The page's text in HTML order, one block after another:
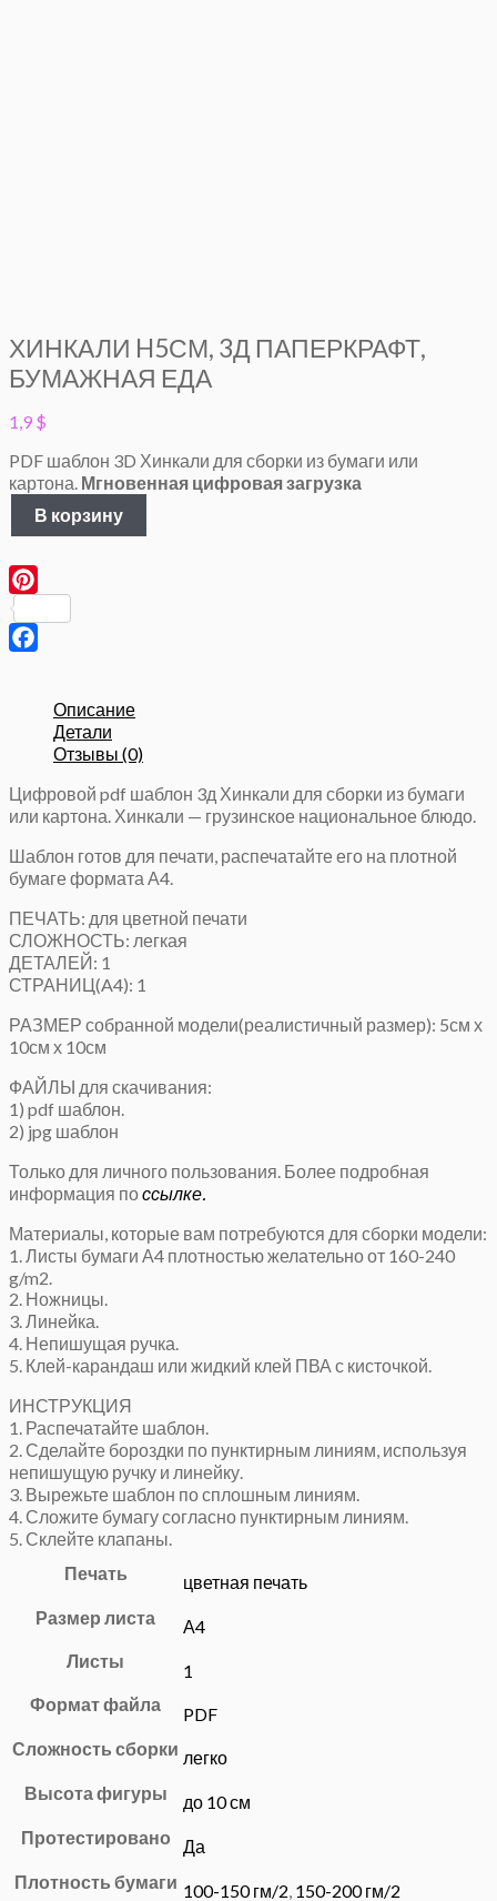
ХИНКАЛИ H5СМ, 3Д ПАПЕРКРАФТ,
БУМАЖНАЯ ЕДА
1,9 $
PDF шаблон 3D Хинкали для сборки из бумаги или
картона. Мгновенная цифровая загрузка
Количество
товара
h5см,
3Д
Паперкрафт,
Бумажная
В корзину
Описание
Детали
Отзывы (0)
Цифровой pdf шаблон 3д Хинкали для сборки из бумаги
или картона. Хинкали — грузинское национальное блюдо.
Шаблон готов для печати, распечатайте его на плотной
бумаге формата А4.
ПЕЧАТЬ: для цветной печати
СЛОЖНОСТЬ: легкая
ДЕТАЛЕЙ: 1
СТРАНИЦ(A4): 1
РАЗМЕР собранной модели(реалистичный размер): 5см х
10см х 10см
ФАЙЛЫ для скачивания:
1) pdf шаблон.
2) jpg шаблон
Только для личного пользования. Более подробная
информация поссылке.
Материалы, которые вам потребуются для сборки модели:
1. Листы бумаги А4 плотностью желательно от 160-240
g/m2.
2. Ножницы.
3. Линейка.
4. Непишущая ручка.
5. Клей-карандаш или жидкий клей ПВА с кисточкой.
ИНСТРУКЦИЯ
1. Распечатайте шаблон.
2. Сделайте бороздки по пунктирным линиям, используя
непишущую ручку и линейку.
3. Вырежьте шаблон по сплошным линиям.
4. Сложите бумагу согласно пунктирным линиям.
5. Склейте клапаны.
Печать
цветная печать
Размер листа
А4
Листы
1
Формат файла
PDF
Сложность сборки легко
Высота фигуры
до 10 см
Протестировано
Да
Плотность бумаги 100-150 гм/2, 150-200 гм/2